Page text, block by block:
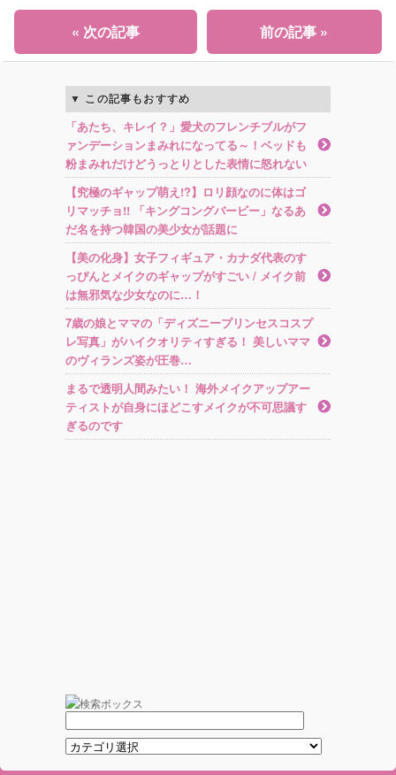
前の記事 »
« 次の記事
この記事もおすすめ
「あたち、キレイ？」愛犬のフレンチブルがフ
ァンデーションまみれになってる～！ベッドも
粉まみれだけどうっとりとした表情に怒れない
【究極のギャップ萌え!?】ロリ顔なのに体はゴ
リマッチョ!! 「キングコングバービー」なるあ
だ名を持つ韓国の美少女が話題に
【美の化身】女子フィギュア・カナダ代表のす
っぴんとメイクのギャップがすごい / メイク前
は無邪気な少女なのに…！
7歳の娘とママの「ディズニープリンセスコスプ
レ写真」がハイクオリティすぎる！ 美しいママ
のヴィランズ姿が圧巻…
まるで透明人間みたい！ 海外メイクアップアー
ティストが自身にほどこすメイクが不可思議す
ぎるのです